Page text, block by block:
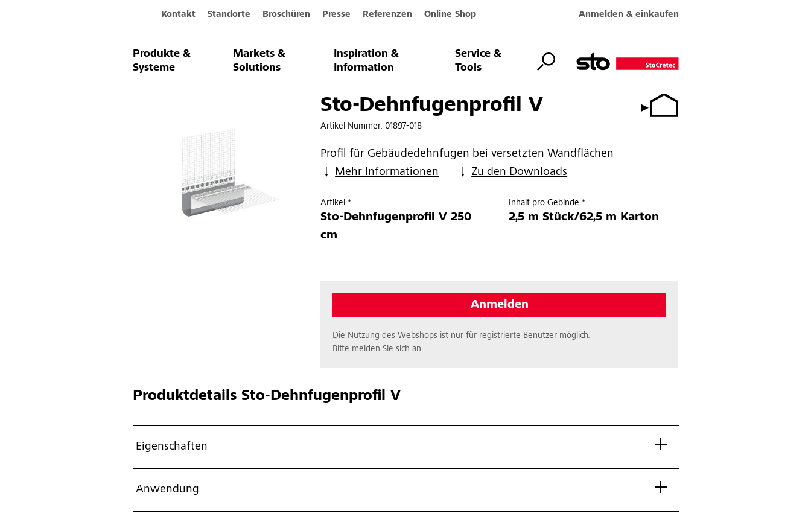
Kontakt Standorte Broschüren Presse Referenzen Online Shop Anmelden & einkaufen
Produkte &
Systeme
Markets &
Solutions
Inspiration &
Information
Service &
Tools
Produkte & Systeme Sto-Dehnfugenprofil V
Sto-Dehnfugenprofil V
Artikel-Nummer: 01897-018
Profil für Gebäudedehnfugen bei versetzten Wandflächen
Mehr Informationen
Zu den Downloads
Artikel *
Sto-Dehnfugenprofil V 250
cm
Inhalt pro Gebinde *
2,5 m Stück/62,5 m Karton
Anmelden
Die Nutzung des Webshops ist nur für registrierte Benutzer möglich.
Bitte melden Sie sich an.
ProduktdetailsSto-Dehnfugenprofil V
Eigenschaften
Anwendung